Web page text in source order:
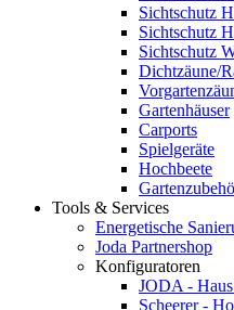
Sichtschutz
Sichtschutz
Sichtschutz
Dichtzäune/
Gartenhäuser
Carports
Spielgeräte
Hochbeete
Tools & Services
Energetische
Joda Partnershop
Konfiguratoren
JODA -
Scheerer -